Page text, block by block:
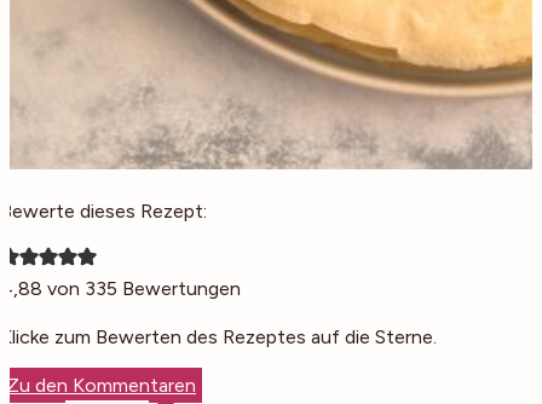
Bewerte dieses Rezept:
4,88 von 335 Bewertungen
Klicke zum Bewerten des Rezeptes auf die Sterne.
Zu den Kommentaren